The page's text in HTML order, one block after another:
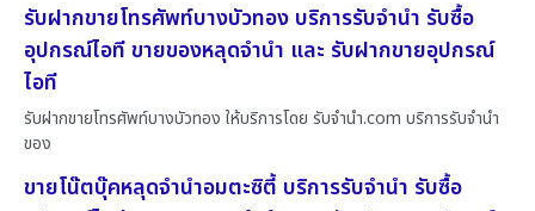
รับฝากขายโทรศัพท์บางบัวทอง บริการรับจำนำ รับซื้อ
อุปกรณ์ไอที ขายของหลุดจำนำ และ รับฝากขายอุปกรณ์
ไอที
รับฝากขายโทรศัพท์บางบัวทอง ให้บริการโดย รับจํานํา.com บริการรับจำนำ
ของ
ขายโน๊ตบุ๊คหลุดจำนำอมตะซิตี้ บริการรับจำนำ รับซื้อ